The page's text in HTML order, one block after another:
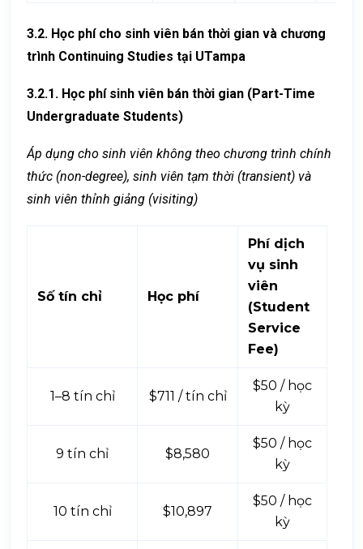
3.2. Học phí cho sinh viên bán thời gian và chương
trình Continuing Studies tại UTampa
3.2.1. Học phí sinh viên bán thời gian (Part-Time
Undergraduate Students)
Áp dụng cho sinh viên không theo chương trình chính
thức (non-degree), sinh viên tạm thời (transient) và
sinh viên thỉnh giảng (visiting)
Số tín chỉ Học phí
Phí dịch
vụ sinh
viên
(Student
Service
Fee)
1–8 tín chỉ $711 / tín chỉ
$50 / học
kỳ
9 tín chỉ $8,580
$50 / học
kỳ
10 tín chỉ $10,897
$50 / học
kỳ